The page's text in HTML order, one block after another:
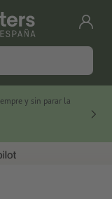
y sin parar la